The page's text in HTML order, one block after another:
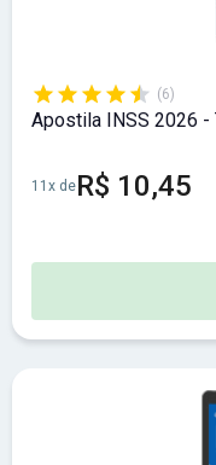
(6)
Apostila INSS 2026 -
11x deR$ 10,45